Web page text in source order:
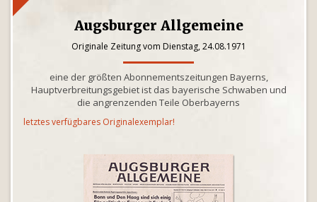
Augsburger Allgemeine
Originale Zeitung vom Dienstag, 24.08.1971
eine der größten Abonnementszeitungen Bayerns,
Hauptverbreitungsgebiet ist das bayerische Schwaben und
die angrenzenden Teile Oberbayerns
letztes verfügbares Originalexemplar!